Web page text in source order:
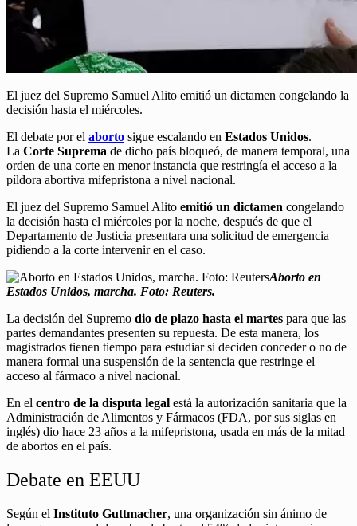
El juez del Supremo Samuel Alito emitió un dictamen congelando la
decisión hasta el miércoles.
El debate por el aborto sigue escalando en Estados Unidos.
La Corte Suprema de dicho país bloqueó, de manera temporal, una
orden de una corte en menor instancia que restringía el acceso a la
píldora abortiva mifepristona a nivel nacional.
El juez del Supremo Samuel Alito emitió un dictamen congelando
la decisión hasta el miércoles por la noche, después de que el
Departamento de Justicia presentara una solicitud de emergencia
pidiendo a la corte intervenir en el caso.
Aborto en
Estados Unidos, marcha. Foto: Reuters.
La decisión del Supremo dio de plazo hasta el martes para que las
partes demandantes presenten su repuesta. De esta manera, los
magistrados tienen tiempo para estudiar si deciden conceder o no de
manera formal una suspensión de la sentencia que restringe el
acceso al fármaco a nivel nacional.
En el centro de la disputa legal está la autorización sanitaria que la
Administración de Alimentos y Fármacos (FDA, por sus siglas en
inglés) dio hace 23 años a la mifepristona, usada en más de la mitad
de abortos en el país.
Debate en EEUU
Según el Instituto Guttmacher, una organización sin ánimo de